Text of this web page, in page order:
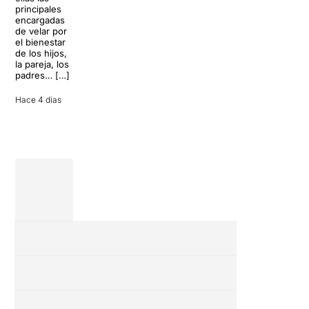
principales
encargadas
de velar por
el bienestar
de los hijos,
la pareja, los
padres… […]
Hace 4 dias